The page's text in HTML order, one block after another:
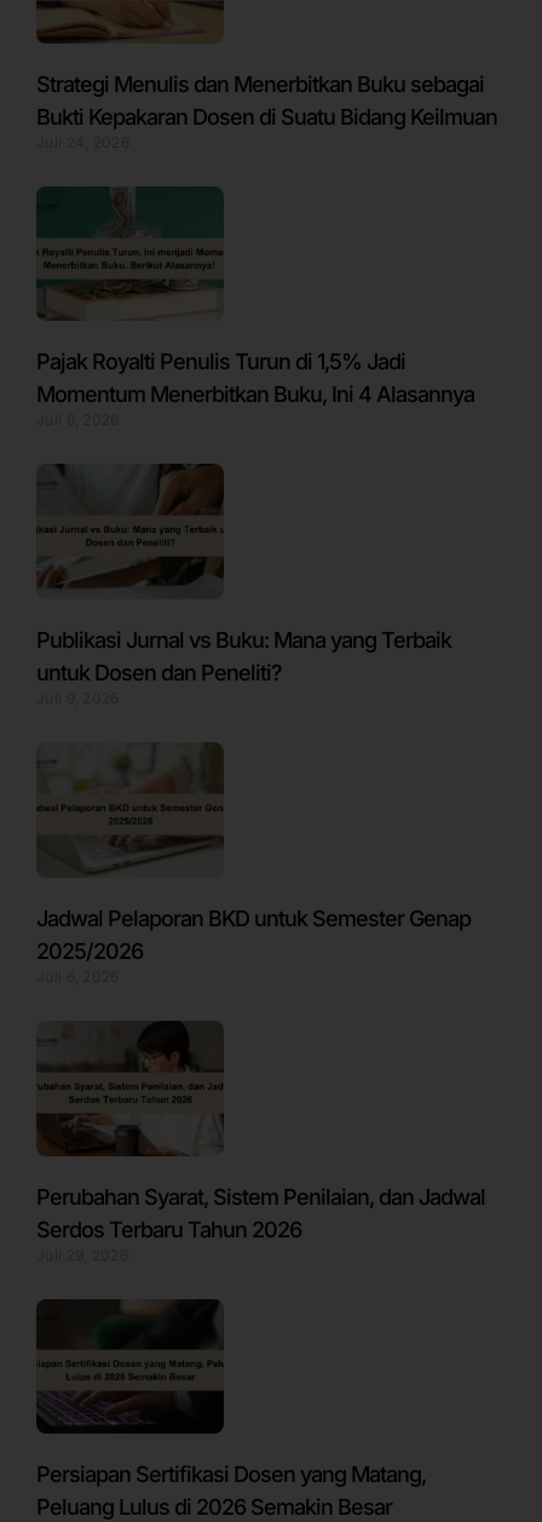
Strategi Menulis dan Menerbitkan Buku sebagai
Bukti Kepakaran Dosen di Suatu Bidang Keilmuan
Pajak Royalti Penulis Turun di 1,5% Jadi
Momentum Menerbitkan Buku, Ini 4 Alasannya
Publikasi Jurnal vs Buku: Mana yang Terbaik
untuk Dosen dan Peneliti?
Jadwal Pelaporan BKD untuk Semester Genap
2025/2026
Perubahan Syarat, Sistem Penilaian, dan Jadwal
Serdos Terbaru Tahun 2026
Persiapan Sertifikasi Dosen yang Matang,
Peluang Lulus di 2026 Semakin Besar